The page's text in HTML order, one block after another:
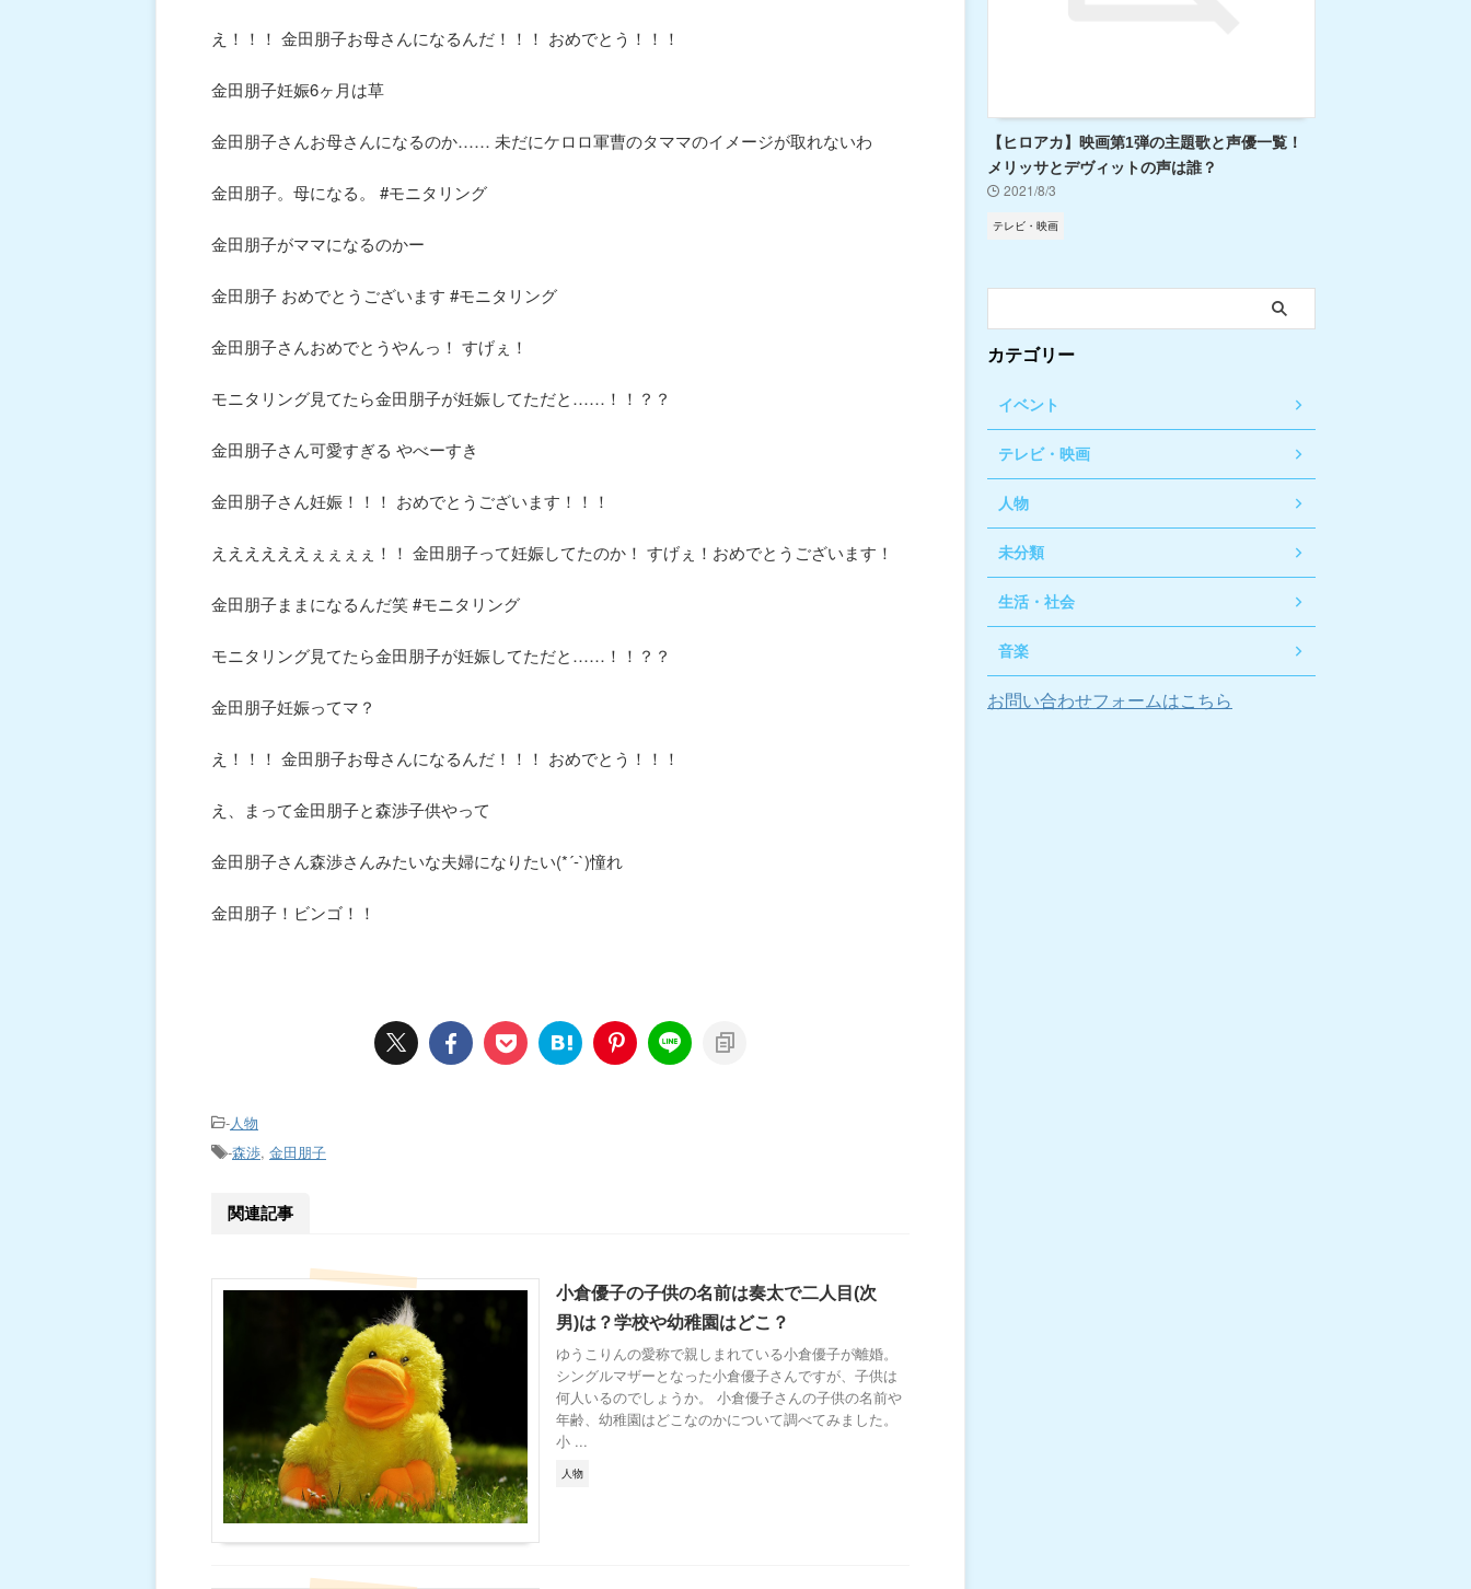
え！！！ 金田朋子お母さんになるんだ！！！ おめでとう！！！
金田朋子妊娠6ヶ月は草
金田朋子さんお母さんになるのか…… 未だにケロロ軍曹のタママのイメージが取れないわ
金田朋子。母になる。 #モニタリング
金田朋子がママになるのかー
金田朋子 おめでとうございます #モニタリング
金田朋子さんおめでとうやんっ！ すげぇ！
モニタリング見てたら金田朋子が妊娠してただと……！！？？
金田朋子さん可愛すぎる やべーすき
金田朋子さん妊娠！！！ おめでとうございます！！！
ええええええぇぇぇぇ！！ 金田朋子って妊娠してたのか！ すげぇ！おめでとうございます！
金田朋子ままになるんだ笑 #モニタリング
モニタリング見てたら金田朋子が妊娠してただと……！！？？
金田朋子妊娠ってマ？
え！！！ 金田朋子お母さんになるんだ！！！ おめでとう！！！
え、まって金田朋子と森渉子供やって
金田朋子さん森渉さんみたいな夫婦になりたい(*´-`)憧れ
金田朋子！ビンゴ！！
-人物
-森渉, 金田朋子
関連記事
小倉優子の子供の名前は奏太で二人目(次
男)は？学校や幼稚園はどこ？
ゆうこりんの愛称で親しまれている小倉優子が離婚。
シングルマザーとなった小倉優子さんですが、子供は
何人いるのでしょうか。 小倉優子さんの子供の名前や
年齢、幼稚園はどこなのかについて調べてみました。
小 ...
人物
【ヒロアカ】映画第1弾の主題歌と声優一覧！
メリッサとデヴィットの声は誰？
2021/8/3
テレビ・映画
カテゴリー
イベント
テレビ・映画
人物
未分類
生活・社会
音楽
お問い合わせフォームはこちら